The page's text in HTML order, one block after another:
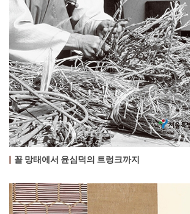
꼴 망태에서 윤심덕의 트렁크까지